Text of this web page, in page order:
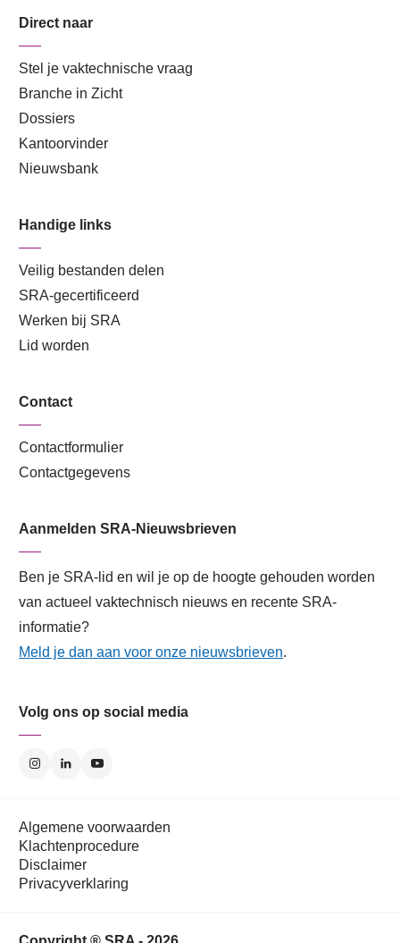
Direct naar
Stel je vaktechnische vraag
Branche in Zicht
Dossiers
Kantoorvinder
Nieuwsbank
Handige links
Veilig bestanden delen
SRA-gecertificeerd
Werken bij SRA
Lid worden
Contact
Contactformulier
Contactgegevens
Aanmelden SRA-Nieuwsbrieven
Ben je SRA-lid en wil je op de hoogte gehouden worden
van actueel vaktechnisch nieuws en recente SRA-
informatie?
Meld je dan aan voor onze nieuwsbrieven.
Volg ons op social media
Algemene voorwaarden
Klachtenprocedure
Disclaimer
Privacyverklaring